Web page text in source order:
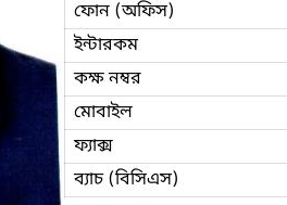
ফোন (অফিস)
ইন্টারকম
কক্ষ নম্বর
মোবাইল
ফ্যাক্স
ব্যাচ (বিসিএস)